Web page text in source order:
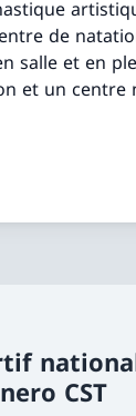
de
salle et en
et un centre
CST